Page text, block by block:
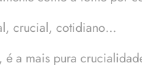
crucial, cotidiano…
é a mais pura